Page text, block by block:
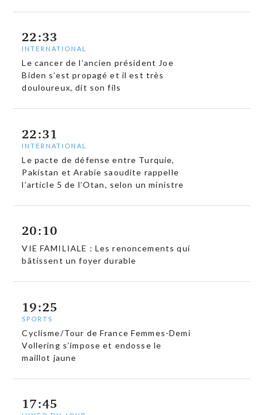
22:33
INTERNATIONAL
Le cancer de l’ancien président Joe
Biden s’est propagé et il est très
douloureux, dit son fils
22:31
INTERNATIONAL
Le pacte de défense entre Turquie,
Pakistan et Arabie saoudite rappelle
l’article 5 de l’Otan, selon un ministre
20:10
VIE FAMILIALE : Les renoncements qui
bâtissent un foyer durable
19:25
SPORTS
Cyclisme/Tour de France Femmes-Demi
Vollering s’impose et endosse le
maillot jaune
17:45